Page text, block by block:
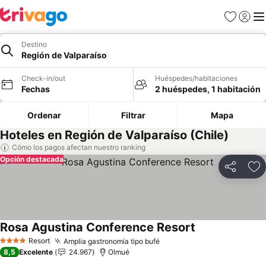
Favoritos
Iniciar
Destino
Región de Valparaíso
Check-in/out
Fechas
Huéspedes/habitaciones
2 huéspedes, 1 habitación
Ordenar Filtrar Mapa
Hoteles en Región de Valparaíso (Chile)
Cómo los pagos afectan nuestro ranking
Compartir
Opción destacada
4 EstrellasResort Amplia gastronomía tipo bufé
Rosa Agustina Conference Resort
8,5 Excelente 24.967 Olmué